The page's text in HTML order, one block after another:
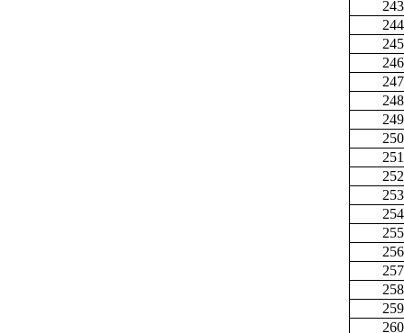
243
244
245
246
247
248
249
250
251
252
253
254
255
256
257
258
259
260